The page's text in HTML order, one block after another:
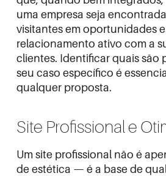
uma empresa seja
visitantes em oportunidades
relacionamento ativo com a
clientes. Identificar quais são
seu caso específico é
qualquer proposta.
Site Profissional e
Um site profissional não é
de estética — é a base de